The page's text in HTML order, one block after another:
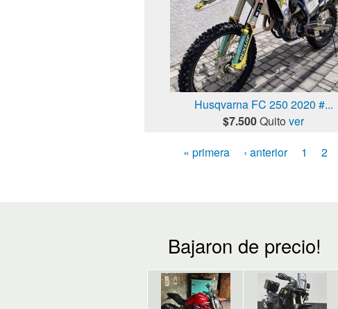
Husqvarna FC 250 2020 #...
$7.500Quito ver
« primera ‹ anterior 1 2
Bajaron de precio!